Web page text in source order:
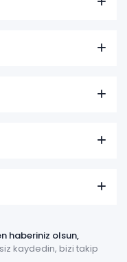
haberiniz olsun,
kaydedin, bizi takip